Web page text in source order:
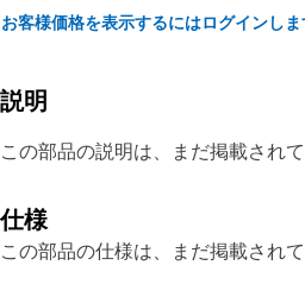
お客様価格を表示するにはログインし
説明
この部品の説明は、まだ掲載されて
仕様
この部品の仕様は、まだ掲載されて